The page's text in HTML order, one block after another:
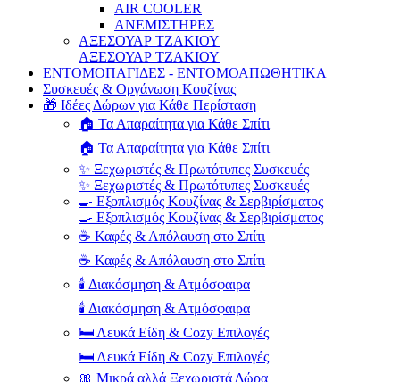
AIR COOLER
ΑΝΕΜΙΣΤΗΡΕΣ
ΑΞΕΣΟΥΑΡ ΤΖΑΚΙΟΥ
ΑΞΕΣΟΥΑΡ ΤΖΑΚΙΟΥ
ΕΝΤΟΜΟΠΑΓΙΔΕΣ - ΕΝΤΟΜΟΑΠΩΘΗΤΙΚΑ
Συσκευές & Οργάνωση Κουζίνας
🎁 Ιδέες Δώρων για Κάθε Περίσταση
🏠 Τα Απαραίτητα για Κάθε Σπίτι
🏠 Τα Απαραίτητα για Κάθε Σπίτι
✨ Ξεχωριστές & Πρωτότυπες Συσκευές
✨ Ξεχωριστές & Πρωτότυπες Συσκευές
🍳 Εξοπλισμός Κουζίνας & Σερβιρίσματος
🍳 Εξοπλισμός Κουζίνας & Σερβιρίσματος
☕ Καφές & Απόλαυση στο Σπίτι
☕ Καφές & Απόλαυση στο Σπίτι
🕯️ Διακόσμηση & Ατμόσφαιρα
🕯️ Διακόσμηση & Ατμόσφαιρα
🛏️ Λευκά Είδη & Cozy Επιλογές
🛏️ Λευκά Είδη & Cozy Επιλογές
🎀 Μικρά αλλά Ξεχωριστά Δώρα